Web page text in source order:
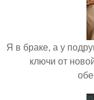
Я в браке, а у
ключи от